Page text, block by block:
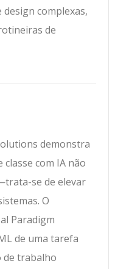
design complexas,
de
demonstra
classe com IA não
se de elevar
O
Paradigm
de uma tarefa
de trabalho